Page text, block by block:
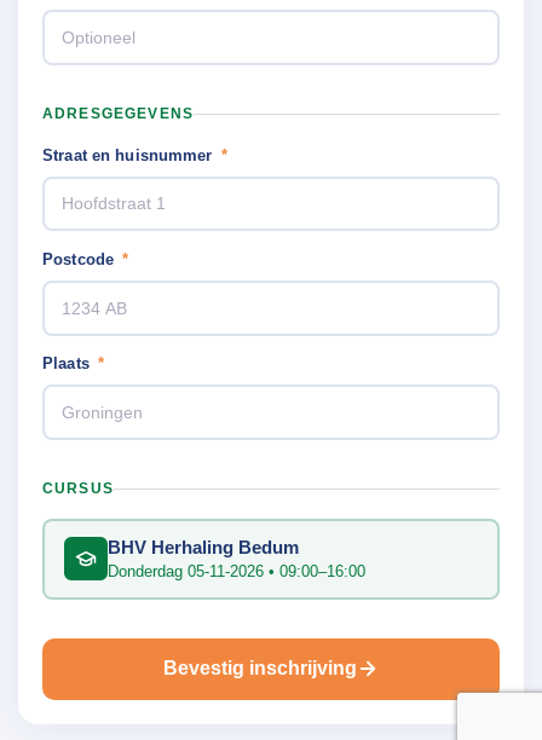
ADRESGEGEVENS
Straat en huisnummer *
Postcode *
Plaats *
CURSUS
BHV Herhaling Bedum
Donderdag 05-11-2026 • 09:00–16:00
Bevestig inschrijving